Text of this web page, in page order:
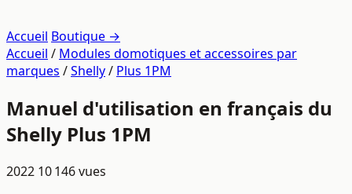
Accueil Boutique →
Accueil / Modules domotiques et accessoires par
marques /Shelly/ Plus 1PM
Manuel d'utilisation en français du
Shelly Plus 1PM
2022 10 146 vues